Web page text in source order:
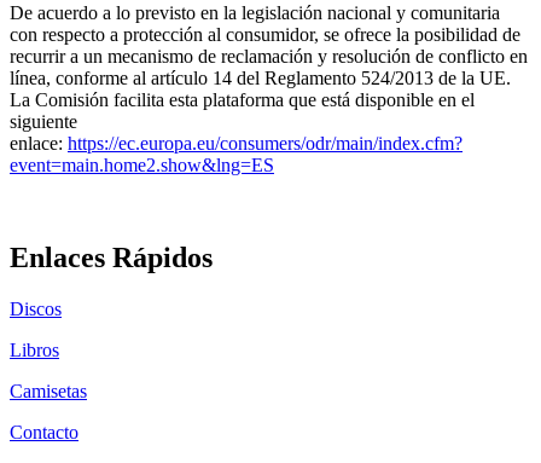
De acuerdo a lo previsto en la legislación nacional y comunitaria
con respecto a protección al consumidor, se ofrece la posibilidad de
recurrir a un mecanismo de reclamación y resolución de conflicto en
línea, conforme al artículo 14 del Reglamento 524/2013 de la UE.
La Comisión facilita esta plataforma que está disponible en el
siguiente
enlace: https://ec.europa.eu/consumers/odr/main/index.cfm?
event=main.home2.show&lng=ES
Enlaces Rápidos
Discos
Libros
Camisetas
Contacto